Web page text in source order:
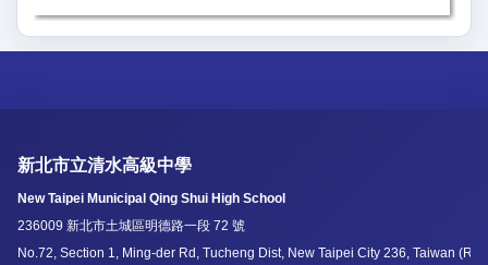
新北市立清水高級中學
New Taipei Municipal Qing Shui High School
236009 新北市土城區明德路一段 72 號
No.72, Section 1, Ming-der Rd, Tucheng Dist, New Taipei City 236, Taiwan